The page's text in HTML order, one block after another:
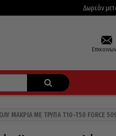
Δωρεάν
ΜΑΚΡΙΆ ΜΕ ΤΡΎΠΑ T10-T50 FORCE